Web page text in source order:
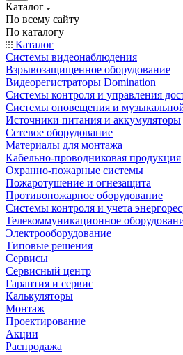
Каталог
По всему сайту
По каталогу
Каталог
Системы видеонаблюдения
Взрывозащищенное оборудование
Видеорегистраторы Domination
Системы контроля и управления
Системы оповещения и
Источники питания и аккумуляторы
Сетевое оборудование
Материалы для монтажа
Кабельно-проводниковая продукция
Охранно-пожарные системы
Пожаротушение и огнезащита
Противопожарное оборудование
Системы контроля и учета
Телекоммуникационное
Электрооборудование
Типовые решения
Сервисы
Сервисный центр
Гарантия и сервис
Калькуляторы
Монтаж
Проектирование
Акции
Распродажа